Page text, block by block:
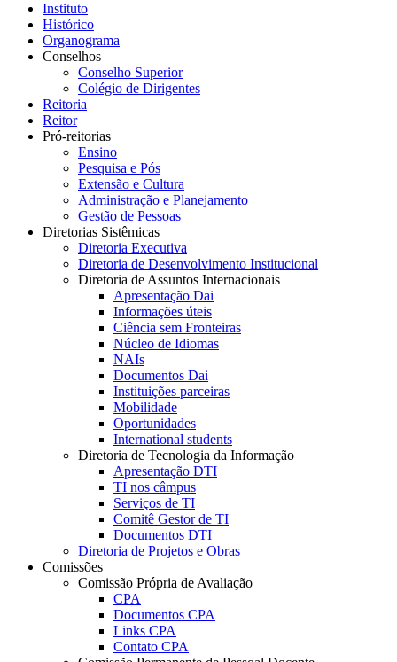
Instituto
Histórico
Organograma
Conselhos
Conselho Superior
Colégio de Dirigentes
Reitoria
Reitor
Pró-reitorias
Ensino
Pesquisa e Pós
Extensão e Cultura
Administração e Planejamento
Gestão de Pessoas
Diretorias Sistêmicas
Diretoria Executiva
Diretoria de Desenvolvimento Institucional
Diretoria de Assuntos Internacionais
Apresentação Dai
Informações úteis
Ciência sem Fronteiras
Núcleo de Idiomas
NAIs
Documentos Dai
Instituições parceiras
Mobilidade
Oportunidades
International students
Diretoria de Tecnologia da Informação
Apresentação DTI
TI nos câmpus
Serviços de TI
Comitê Gestor de TI
Documentos DTI
Diretoria de Projetos e Obras
Comissões
Comissão Própria de Avaliação
CPA
Documentos CPA
Links CPA
Contato CPA